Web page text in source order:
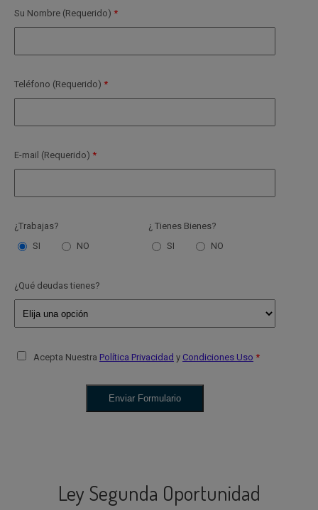
Su Nombre (Requerido)
Teléfono (Requerido)
E-mail (Requerido)
¿Trabajas?
SI
NO
¿ Tienes Bienes?
SI
NO
¿Qué deudas tienes?
Acepta Nuestra Política Privacidad y Condiciones Uso
Ley Segunda Oportunidad